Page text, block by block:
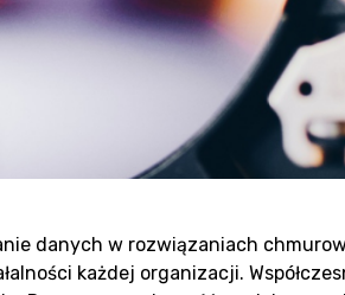
danych w rozwiązaniach
każdej organizacji.